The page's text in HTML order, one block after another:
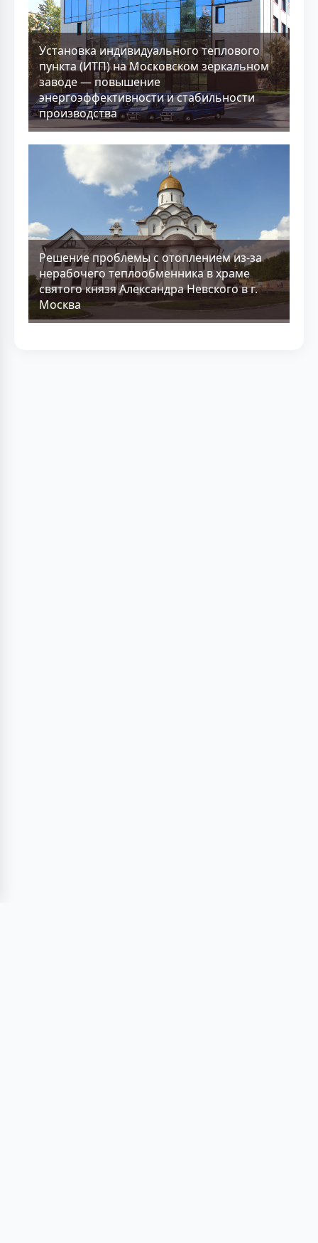
Установка индивидуального теплового
пункта (ИТП) на Московском зеркальном
заводе — повышение
энергоэффективности и стабильности
производства
Решение проблемы с отоплением из-за
нерабочего теплообменника в храме
святого князя Александра Невского в г.
Москва